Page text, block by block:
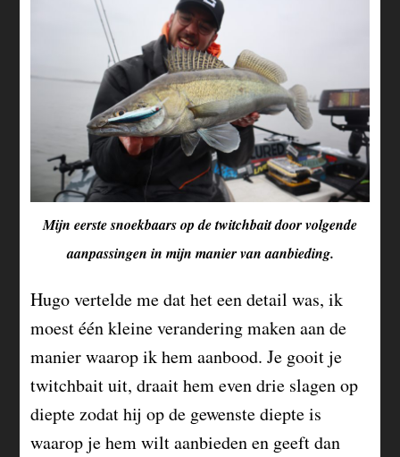
Mijn eerste snoekbaars op de twitchbait door volgende
aanpassingen in mijn manier van aanbieding.
Hugo vertelde me dat het een detail was, ik
moest één kleine verandering maken aan de
manier waarop ik hem aanbood. Je gooit je
twitchbait uit, draait hem even drie slagen op
diepte zodat hij op de gewenste diepte is
waarop je hem wilt aanbieden en geeft dan